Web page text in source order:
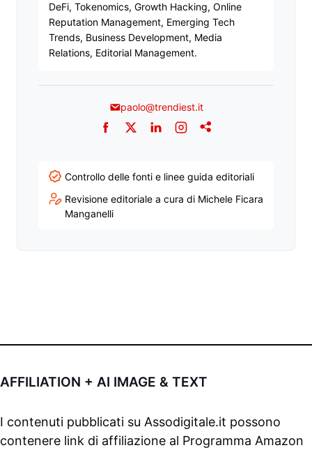
DeFi, Tokenomics, Growth Hacking, Online
Reputation Management, Emerging Tech
Trends, Business Development, Media
Relations, Editorial Management.
paolo@trendiest.it
Facebook
TwitterLinkedInInstagram
Addthis
Controllo delle fonti e linee guida editoriali
Revisione editoriale a cura di Michele Ficara
Manganelli
AFFILIATION + AI IMAGE & TEXT
I contenuti pubblicati su Assodigitale.it possono
contenere link di affiliazione al Programma Amazon